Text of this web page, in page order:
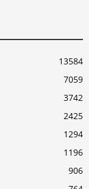
13584
7059
3742
2425
1294
1196
906